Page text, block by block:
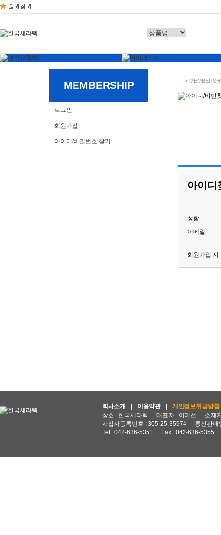
MEMBERSHIP
로그인
회원가입
아이디/비밀번호 찾기
>
아이디
성함
이메일
회원가입 시
회사소개 이용약관
개인정보취급방침
상호 : 한국세라텍
대표자 : 이미선
소재
사업자등록번호 : 305-25-35974
통신판매
Tel : 042-636-5351
Fax : 042-636-5355